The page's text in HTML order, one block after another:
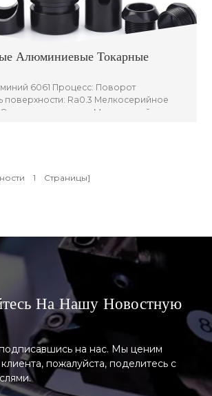
Алюминиевые Токарные
6061 Процесс: Поворот
поверхности: Ra0.3 Мелкосерийное
Описание продукта: Мелкосерийное
1 Страницы]
На Нашу Новостную
на нас. Мы ценим
пожалуйста, поделитесь с